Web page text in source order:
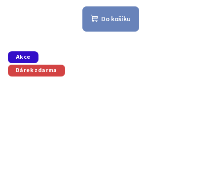
Do košíku
Akce
Dárek zdarma